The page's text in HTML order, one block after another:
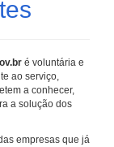
é voluntária e
ao serviço,
a conhecer,
a solução dos
empresas que já